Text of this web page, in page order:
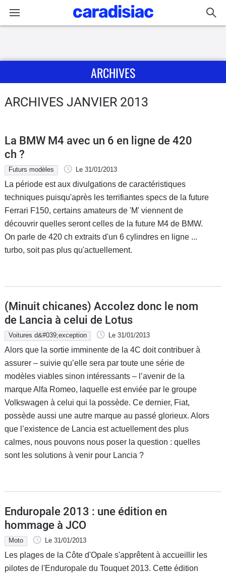
Actu
Guide
d'achat
Electriques
Utilitaires
Flottes
Auto
Forum
Moto
Marques
ARCHIVES
ARCHIVES JANVIER 2013
La BMW M4 avec un 6 en ligne de 420
ch ?
Futurs modèles Le 31/01/2013
La période est aux divulgations de caractéristiques
techniques puisqu'après les terrifiantes specs de la future
Ferrari F150, certains amateurs de 'M' viennent de
découvrir quelles seront celles de la future M4 de BMW.
On parle de 420 ch extraits d'un 6 cylindres en ligne ...
turbo, soit pas plus qu'actuellement.
(Minuit chicanes) Accolez donc le nom
de Lancia à celui de Lotus
Voitures d&#039;exception Le 31/01/2013
Alors que la sortie imminente de la 4C doit contribuer à
assurer – suivie qu’elle sera par toute une série de
modèles viables sinon intéressants – l’avenir de la
marque Alfa Romeo, laquelle est enviée par le groupe
Volkswagen à celui qui la possède. Ce dernier, Fiat,
possède aussi une autre marque au passé glorieux. Alors
que l’existence de Lancia est actuellement des plus
calmes, nous pouvons nous poser la question : quelles
sont les solutions à venir pour Lancia ?
Enduropale 2013 : une édition en
hommage à JCO
Moto Le 31/01/2013
Les plages de la Côte d'Opale s'apprêtent à accueillir les
pilotes de l'Enduropale du Touquet 2013. Cette édition